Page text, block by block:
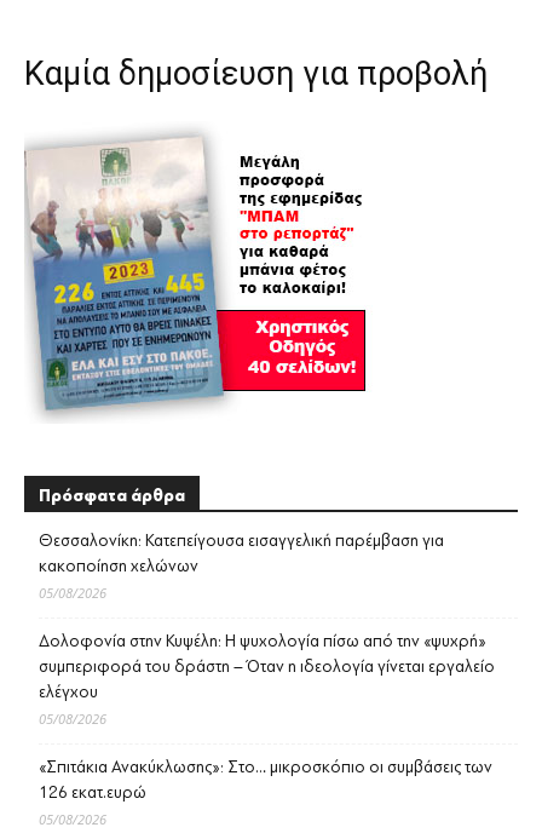
Καμία δημοσίευση για προβολή
Πρόσφατα άρθρα
Θεσσαλονίκη: Κατεπείγουσα εισαγγελική παρέμβαση για
κακοποίηση χελώνων
05/08/2026
Δολοφονία στην Κυψέλη: Η ψυχολογία πίσω από την «ψυχρή»
συμπεριφορά του δράστη – Όταν η ιδεολογία γίνεται εργαλείο
ελέγχου
05/08/2026
«Σπιτάκια Ανακύκλωσης»: Στο… μικροσκόπιο οι συμβάσεις των
126 εκατ.ευρώ
05/08/2026